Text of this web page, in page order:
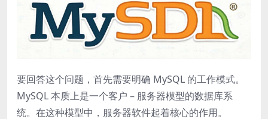
要回答这个问题，首先需要明确 MySQL 的工作模式。
MySQL 本质上是一个客户 – 服务器模型的数据库系
统。在这种模型中，服务器软件起着核心的作用。